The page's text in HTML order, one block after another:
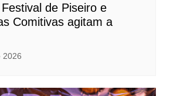
de Piseiro e
Comitivas agitam a
2026